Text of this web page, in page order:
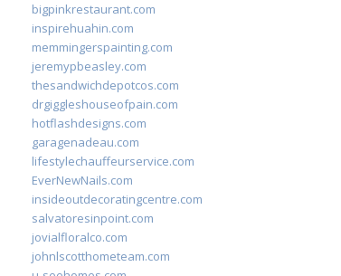
bigpinkrestaurant.com
inspirehuahin.com
memmingerspainting.com
jeremypbeasley.com
thesandwichdepotcos.com
drgiggleshouseofpain.com
hotflashdesigns.com
garagenadeau.com
lifestylechauffeurservice.com
EverNewNails.com
insideoutdecoratingcentre.com
salvatoresinpoint.com
jovialfloralco.com
johnlscotthometeam.com